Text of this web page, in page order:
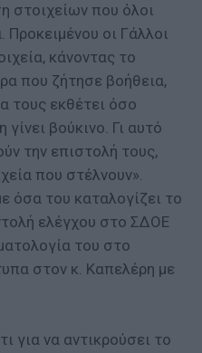
στοιχείων που όλοι
Προκειμένου οι Γάλλοι
κάνοντας το
που ζήτησε βοήθεια,
τους εκθέτει όσο
γίνει βούκινο. Γι αυτό
την επιστολή τους,
που στέλνουν».
όσα του καταλογίζει το
ελέγχου στο ΣΔΟΕ
του στο
στον κ. Καπελέρη με
για να αντικρούσει το